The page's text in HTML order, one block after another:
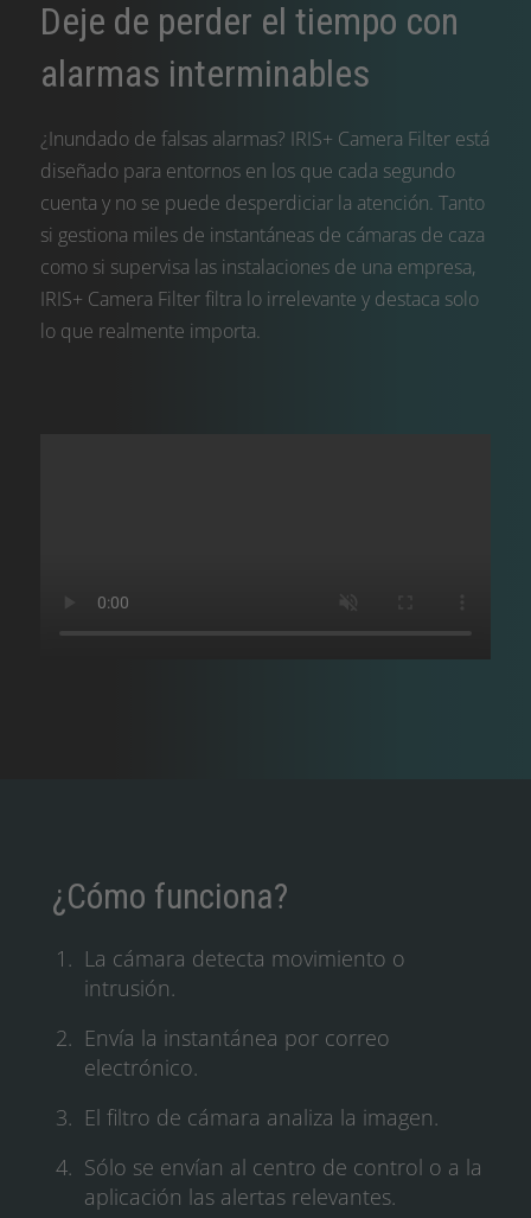
Deje de perder el tiempo con
alarmas interminables
¿Inundado de falsas alarmas? IRIS+ Camera Filter está
diseñado para entornos en los que cada segundo
cuenta y no se puede desperdiciar la atención. Tanto
si gestiona miles de instantáneas de cámaras de caza
como si supervisa las instalaciones de una empresa,
IRIS+ Camera Filter filtra lo irrelevante y destaca solo
lo que realmente importa.
¿Cómo funciona?
La cámara detecta movimiento o
intrusión.
Envía la instantánea por correo
electrónico.
El filtro de cámara analiza la imagen.
Sólo se envían al centro de control o a la
aplicación las alertas relevantes.